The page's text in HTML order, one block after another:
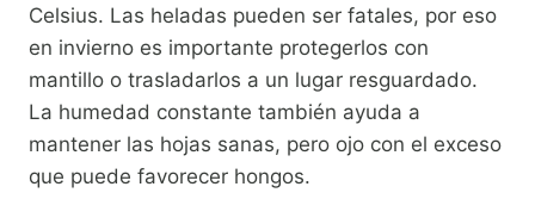
Celsius. Las heladas pueden ser fatales, por eso
en invierno es importante protegerlos con
mantillo o trasladarlos a un lugar resguardado.
La humedad constante también ayuda a
mantener las hojas sanas, pero ojo con el exceso
que puede favorecer hongos.